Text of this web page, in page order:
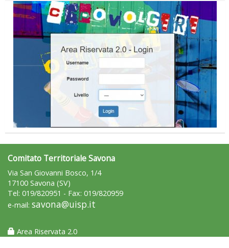
Tiziano Pesce nel Cda di Fondazione Terzjus: prima riunione a
Comitato Territoriale Savona
Via San Giovanni Bosco, 1/4
17100 Savona (SV)
Tel: 019/820951 - Fax: 019/820959
e-mail: savona@uisp.it
Area Riservata 2.0